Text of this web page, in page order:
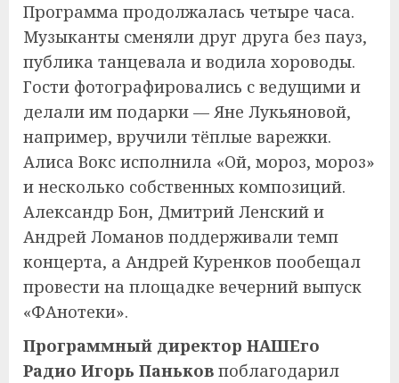
Программа продолжалась четыре часа.
Музыканты сменяли друг друга без пауз,
публика танцевала и водила хороводы.
Гости фотографировались с ведущими и
делали им подарки — Яне Лукьяновой,
например, вручили тёплые варежки.
Алиса Вокс исполнила «Ой, мороз, мороз»
и несколько собственных композиций.
Александр Бон, Дмитрий Ленский и
Андрей Ломанов поддерживали темп
концерта, а Андрей Куренков пообещал
провести на площадке вечерний выпуск
«ФАнотеки».
Программный директор НАШЕго
Радио Игорь Паньков поблагодарил